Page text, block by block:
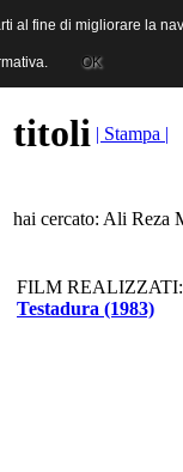
titoli | Stampa |
hai cercato: Ali Reza
FILM REALIZZATI:
Testadura (1983)
al fine di migliorare la
OK
al fine di migliorare la
OK